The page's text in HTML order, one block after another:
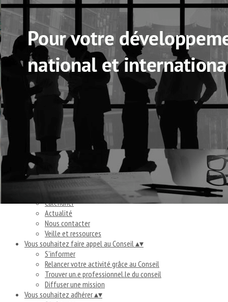
Exporter les lignes sélectionnées
Exporter toutes les colonnes
Exporter uniquement les colonnes affichées
Menu
Ajoutez un logo, un bouton, des réseaux sociaux
Cliquez pour éditer
Accueil
Accueil
Matinale Prospection Commerciale
Découvrez la Chambre
Notre mission
Notre gouvernance
Annuaire
Calendrier
Actualité
Nous contacter
Veille et ressources
Vous souhaitez faire appel au Conseil▴▾
S'informer
Relancer votre activité grâce au Conseil
Trouver un.e professionnel.le du conseil
Diffuser une mission
Vous souhaitez adhérer▴▾